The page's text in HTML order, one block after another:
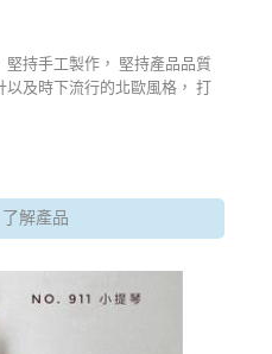
持手工製作， 堅持產品品質
以及時下流行的北歐風格， 打
了解產品